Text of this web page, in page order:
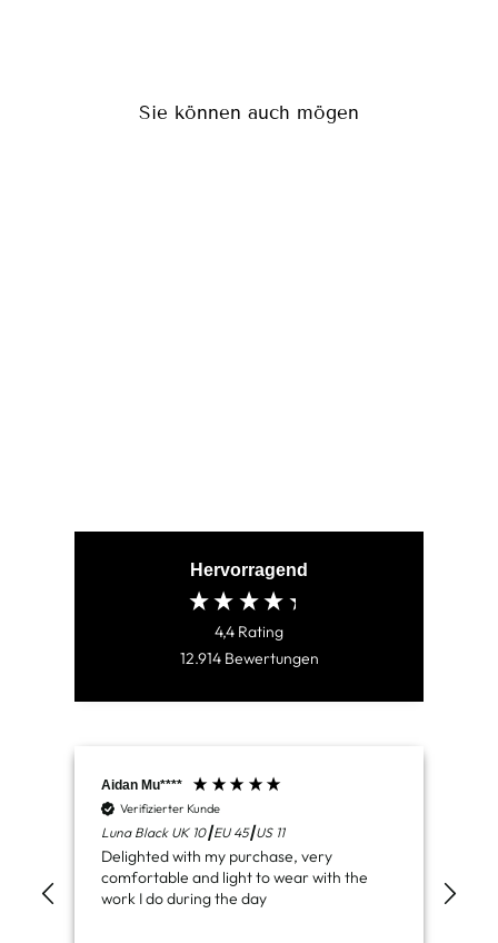
Sie können auch mögen
Hervorragend
4,4 Rating
12.914 Bewertungen
Aidan Mu****
Verifizierter Kunde
Luna Black UK 10┃EU 45┃US 11
Delighted with my purchase, very
comfortable and light to wear with the
work I do during the day